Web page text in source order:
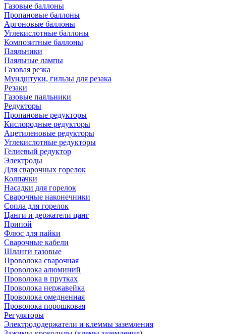
Газовые баллоны
Пропановые баллоны
Аргоновые баллоны
Углекислотные баллоны
Композитные баллоны
Паяльники
Паяльные лампы
Газовая резка
Мундштуки, гильзы для резака
Резаки
Газовые паяльники
Редукторы
Пропановые редукторы
Кислородные редукторы
Ацетиленовые редукторы
Углекислотные редукторы
Гелиевый редуктор
Электроды
Для сварочных горелок
Колпачки
Насадки для горелок
Сварочные наконечники
Сопла для горелок
Цанги и держатели цанг
Припой
Флюс для пайки
Сварочные кабели
Шланги газовые
Проволока сварочная
Проволока алюминий
Проволока в прутках
Проволока нержавейка
Проволока омедненная
Проволока порошковая
Регуляторы
Электрододержатели и клеммы заземления